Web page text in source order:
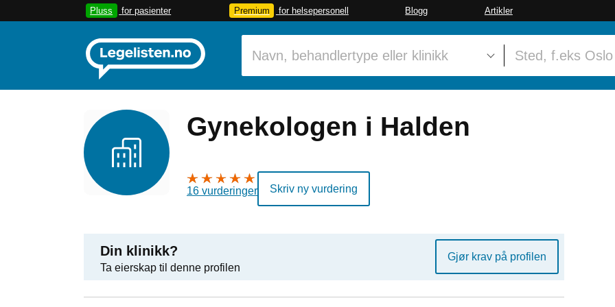
Pluss for pasienter Premium for helsepersonell Blogg Artikler
Gynekologen i Halden
16 vurderinger Skriv ny vurdering
Din klinikk?
Ta eierskap til denne profilen
Gjør krav på profilen